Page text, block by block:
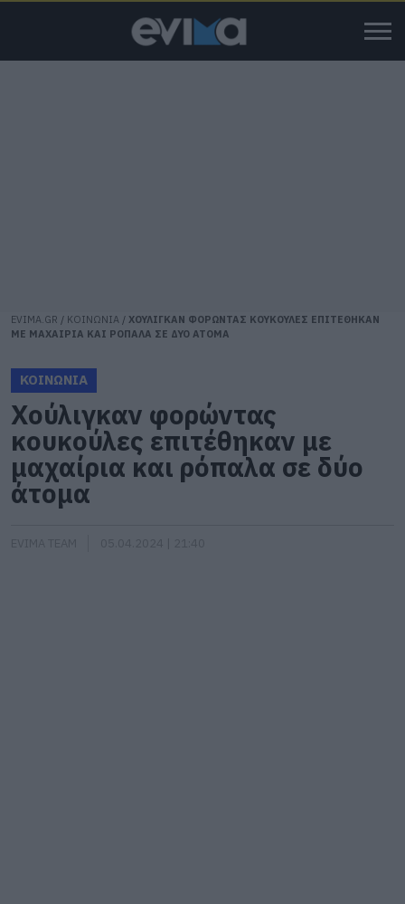
EVIMA.GR / ΚΟΙΝΩΝΙΑ / ΧΟΥΛΙΓΚΑΝ ΦΟΡΩΝΤΑΣ ΚΟΥΚΟΥΛΕΣ ΕΠΙΤΕΘΗΚΑΝ
ΜΕ ΜΑΧΑΙΡΙΑ ΚΑΙ ΡΟΠΑΛΑ ΣΕ ΔΥΟ ΑΤΟΜΑ
ΚΟΙΝΩΝΙΑ
Χούλιγκαν φορώντας
κουκούλες επιτέθηκαν με
μαχαίρια και ρόπαλα σε δύο
άτομα